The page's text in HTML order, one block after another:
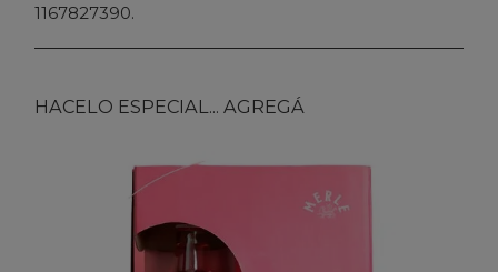
1167827390.
HACELO ESPECIAL... AGREGÁ